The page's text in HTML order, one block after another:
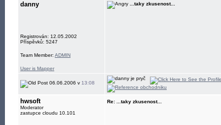
danny
Registrován: 12.05.2002
Příspěvků: 5247
Team Member: ADMIN
User is Mapper
...taky zkusenost...
06.06.2006 v 13:08
hwsoft
Moderator
zastupce cloudu 10.101
Re: ...taky zkusenost...